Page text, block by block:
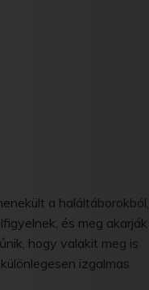
a haláltáborokból,
és meg akarják
hogy valakit meg is
izgalmas